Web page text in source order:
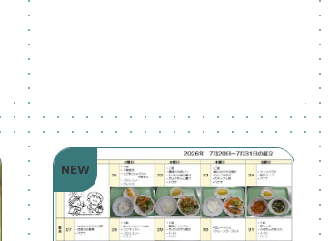
NEW